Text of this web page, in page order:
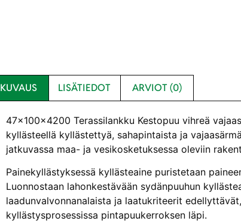
KUVAUS LISÄTIEDOT ARVIOT (0)
47x100x4200 Terassilankku Kestopuu vihreä
kyllästeellä kyllästettyä, sahapintaista ja
jatkuvassa maa- ja vesikosketuksessa oleviin
Painekyllästyksessä kyllästeaine puristetaan
Luonnostaan lahonkestävään sydänpuuhun
laadunvalvonnanalaista ja laatukriteerit
kyllästysprosessissa pintapuukerroksen läpi.